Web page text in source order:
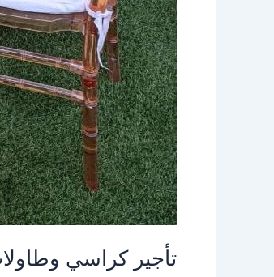
تأجير كراسي وطاولات | 96645468| الاخوة